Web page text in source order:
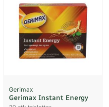
Gerimax
Gerimax Instant Energy